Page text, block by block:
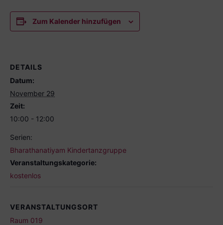
Zum Kalender hinzufügen
DETAILS
Datum:
November 29
Zeit:
10:00 - 12:00
Serien:
Bharathanatiyam Kindertanzgruppe
Veranstaltungskategorie:
kostenlos
VERANSTALTUNGSORT
Raum 019